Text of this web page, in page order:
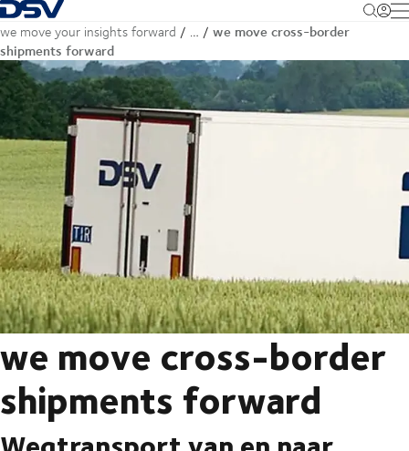
Terug naar startpagina
we move your insights forward …
we move cross-border
shipments forward
we move cross-border
shipments forward